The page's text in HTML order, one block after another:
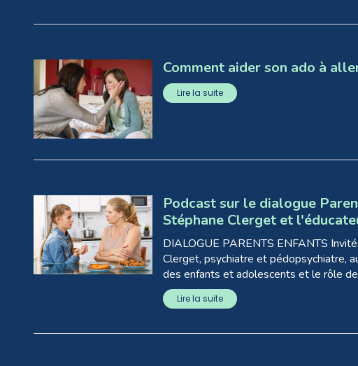
Comment aider son ado à
Lire la suite
Podcast sur le dialogue
Stéphane Clerget et
DIALOGUE PARENTS ENFANTS
Clerget, psychiatre et pédopsychiatre,
des enfants et adolescents et le rôle
Lire la suite